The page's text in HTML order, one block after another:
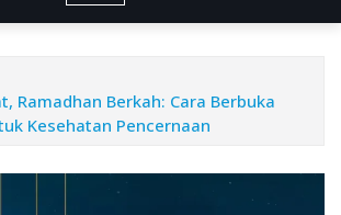
Ramadhan Berkah: Cara Berbuka
Kesehatan Pencernaan